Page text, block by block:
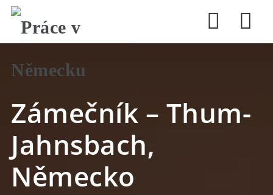
Zámečník – Thum-
Jahnsbach,
Německo